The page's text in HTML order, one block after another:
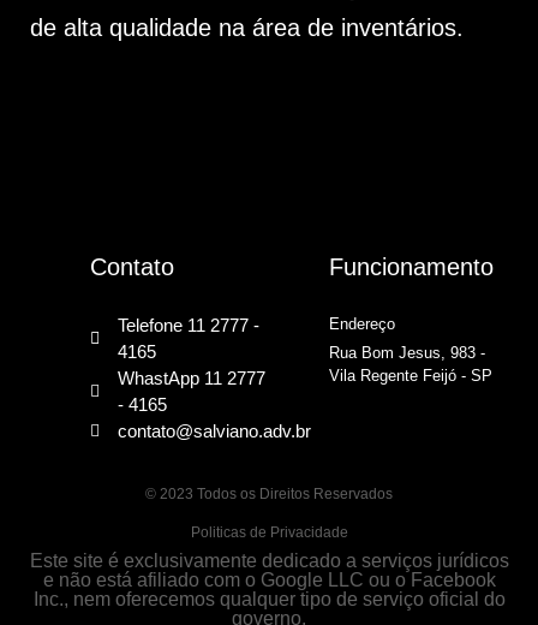
de alta qualidade na área de inventários.
Contato
Telefone 11 2777 -
4165
WhastApp 11 2777
- 4165
contato@salviano.adv.br
Funcionamento
Endereço
Rua Bom Jesus, 983 -
Vila Regente Feijó - SP
© 2023 Todos os Direitos Reservados
Politicas de Privacidade
Este site é exclusivamente dedicado a serviços jurídicos
e não está afiliado com o Google LLC ou o Facebook
Inc., nem oferecemos qualquer tipo de serviço oficial do
governo.